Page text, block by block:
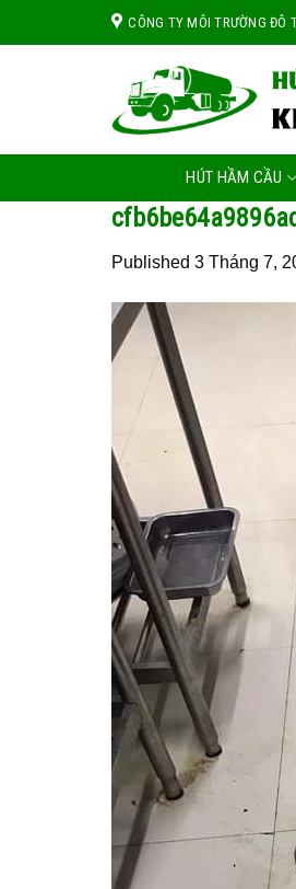
CÔNG TY MÔI TRƯỜNG ĐÔ
HÚT HẦM CẦU
Published 3 Tháng 7,